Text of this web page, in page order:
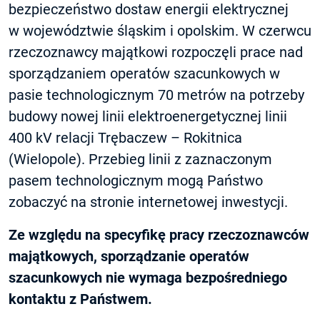
bezpieczeństwo dostaw energii elektrycznej
w województwie śląskim i opolskim. W czerwcu
rzeczoznawcy majątkowi rozpoczęli prace nad
sporządzaniem operatów szacunkowych w
pasie technologicznym 70 metrów na potrzeby
budowy nowej linii elektroenergetycznej linii
400 kV relacji Trębaczew – Rokitnica
(Wielopole). Przebieg linii z zaznaczonym
pasem technologicznym mogą Państwo
zobaczyć na stronie internetowej inwestycji.
Ze względu na specyfikę pracy rzeczoznawców
majątkowych, sporządzanie operatów
szacunkowych nie wymaga bezpośredniego
kontaktu z Państwem.